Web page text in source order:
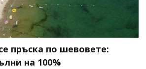
пръска по шевовете:
на 100%